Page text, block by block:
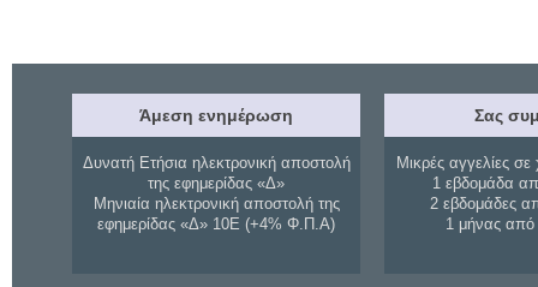
Άμεση ενημέρωση
Δυνατή Ετήσια ηλεκτρονική αποστολή
της εφημερίδας «Δ»
Μηνιαία ηλεκτρονική αποστολή της
εφημερίδας «Δ» 10Ε (+4% Φ.Π.Α)
Σας
Μικρές αγγελίες σε
1 εβδομάδα
2 εβδομάδες
1 μήνας